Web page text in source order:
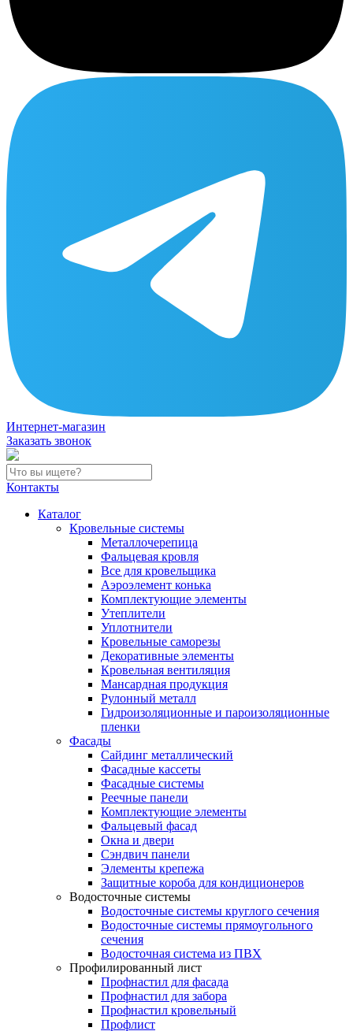
Интернет-магазин
Заказать звонок
Контакты
Каталог
Кровельные системы
Металлочерепица
Фальцевая кровля
Все для кровельщика
Аэроэлемент конька
Комплектующие элементы
Утеплители
Уплотнители
Кровельные саморезы
Декоративные элементы
Кровельная вентиляция
Мансардная продукция
Рулонный металл
Гидроизоляционные и пароизоляционные
пленки
Фасады
Сайдинг металлический
Фасадные кассеты
Фасадные системы
Реечные панели
Комплектующие элементы
Фальцевый фасад
Окна и двери
Сэндвич панели
Элементы крепежа
Защитные короба для кондиционеров
Водосточные системы
Водосточные системы круглого сечения
Водосточные системы прямоугольного
сечения
Водосточная система из ПВХ
Профилированный лист
Профнастил для фасада
Профнастил для забора
Профнастил кровельный
Профлист